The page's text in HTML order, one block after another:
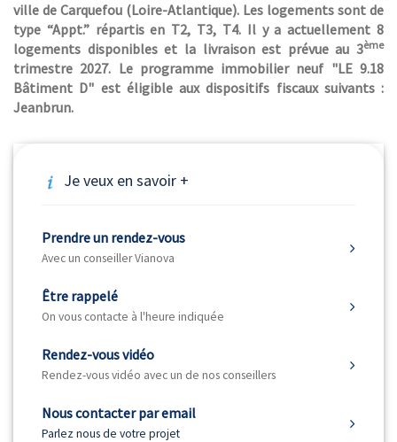
ville de Carquefou (Loire-Atlantique). Les logements sont de
type “Appt.” répartis en T2, T3, T4. Il y a actuellement 8
logements disponibles et la livraison est prévue au 3ème
trimestre 2027. Le programme immobilier neuf "LE 9.18
Bâtiment D" est éligible aux dispositifs fiscaux suivants :
Jeanbrun.
Je veux en savoir +
Prendre un rendez-vous
Avec un conseiller Vianova
Être rappelé
On vous contacte à l'heure indiquée
Rendez-vous vidéo
Rendez-vous vidéo avec un de nos conseillers
Nous contacter par email
Parlez nous de votre projet